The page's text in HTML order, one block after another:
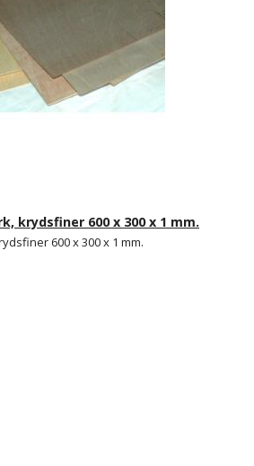
krydsfiner 600 x 300 x 1 mm.
600 x 300 x 1 mm.